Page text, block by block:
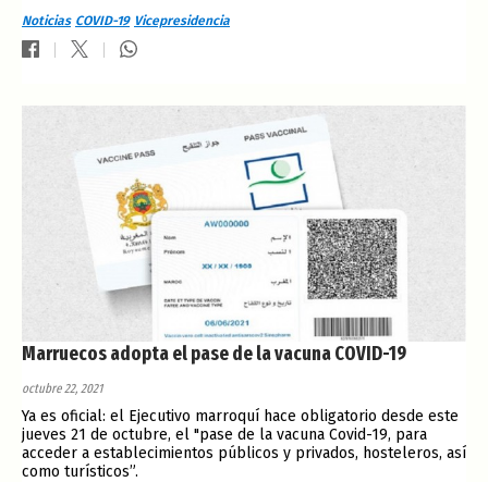
Noticias COVID-19 Vicepresidencia
Marruecos adopta el pase de la vacuna COVID-19
octubre 22, 2021
Ya es oficial: el Ejecutivo marroquí hace obligatorio desde este
jueves 21 de octubre, el "pase de la vacuna Covid-19, para
acceder a establecimientos públicos y privados, hosteleros, así
como turísticos”.